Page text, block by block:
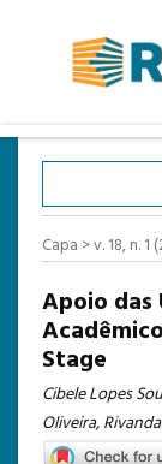
CAPA
SOBRE
ACESSO
CADASTRO
PESQUISA
ATUAL
Capa >v. 18, n. 1
Apoio das
Stage
Cibele Lopes
Oliveira,